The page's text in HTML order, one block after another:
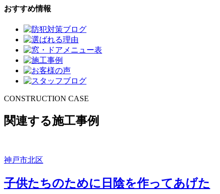
おすすめ情報
CONSTRUCTION CASE
関連する施工事例
神戸市北区
子供たちのために日陰を作ってあげた